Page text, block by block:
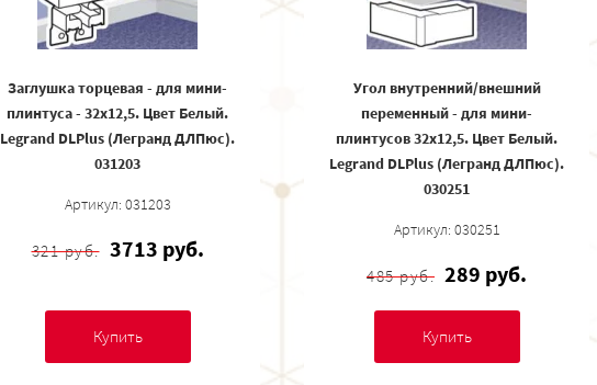
Заглушка торцевая - для мини-
плинтуса - 32x12,5. Цвет Белый.
Legrand DLPlus (Легранд ДЛПюс).
031203
Артикул: 031203
321 руб. 3713 руб.
Купить
Угол внутренний/внешний
переменный - для мини-
плинтусов 32x12,5. Цвет Белый.
Legrand DLPlus (Легранд ДЛПюс).
030251
Артикул: 030251
485 руб. 289 руб.
Купить